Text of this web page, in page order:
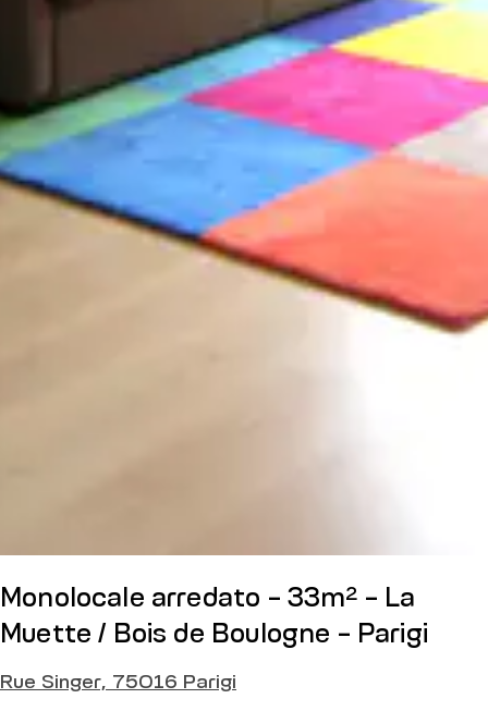
Monolocale arredato - 33m² - La
Muette / Bois de Boulogne - Parigi
Rue Singer, 75016 Parigi